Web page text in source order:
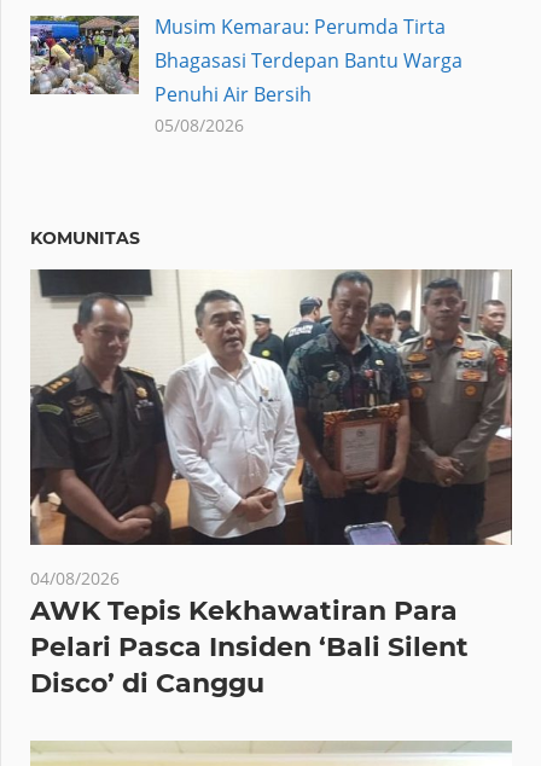
Musim Kemarau: Perumda Tirta
Bhagasasi Terdepan Bantu Warga
Penuhi Air Bersih
05/08/2026
KOMUNITAS
04/08/2026
AWK Tepis Kekhawatiran Para
Pelari Pasca Insiden ‘Bali Silent
Disco’ di Canggu